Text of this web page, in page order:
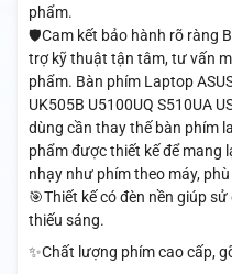
phẩm.
🛡️Cam kết bảo hành rõ ràng
trợ kỹ thuật tận tâm, tư vấn
phẩm. Bàn phím Laptop
UK505B U5100UQ S510UA
dùng cần thay thế bàn phím
phẩm được thiết kế để mang
nhạy như phím theo máy,
🎯Thiết kế có đèn nền giúp
thiếu sáng.
✨Chất lượng phím cao cấp,